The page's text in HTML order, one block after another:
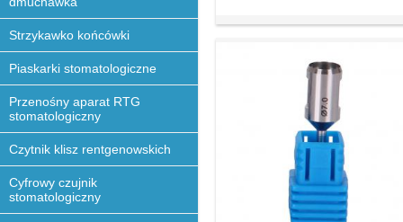
Strzykawko końcówki
Piaskarki stomatologiczne
Przenośny aparat RTG
stomatologiczny
Czytnik klisz rentgenowskich
Cyfrowy czujnik
stomatologiczny